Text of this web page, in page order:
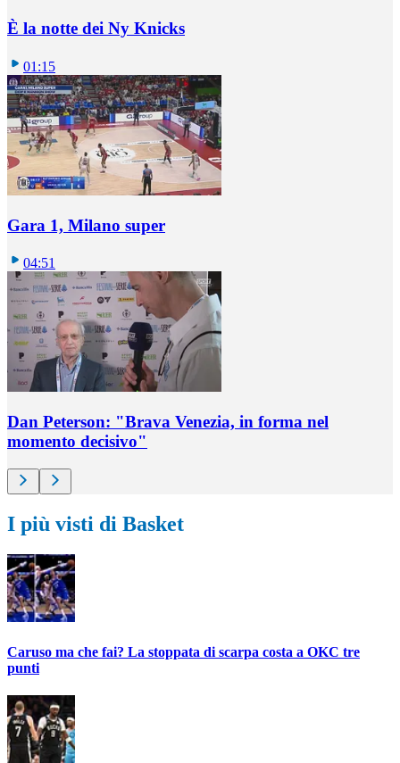
È la notte dei Ny Knicks
01:15
Gara 1, Milano super
04:51
Dan Peterson: "Brava Venezia, in forma nel
momento decisivo"
I più visti di Basket
Caruso ma che fai? La stoppata di scarpa costa a OKC tre
punti